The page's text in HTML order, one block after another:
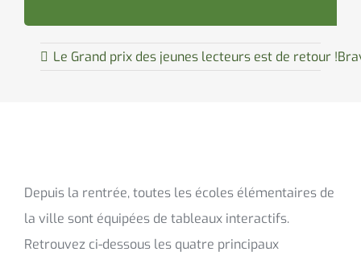
Le Grand prix des jeunes lecteurs est de retour !
Depuis la rentrée, toutes les écoles élémentaires de
la ville sont équipées de tableaux interactifs.
Retrouvez ci-dessous les quatre principaux